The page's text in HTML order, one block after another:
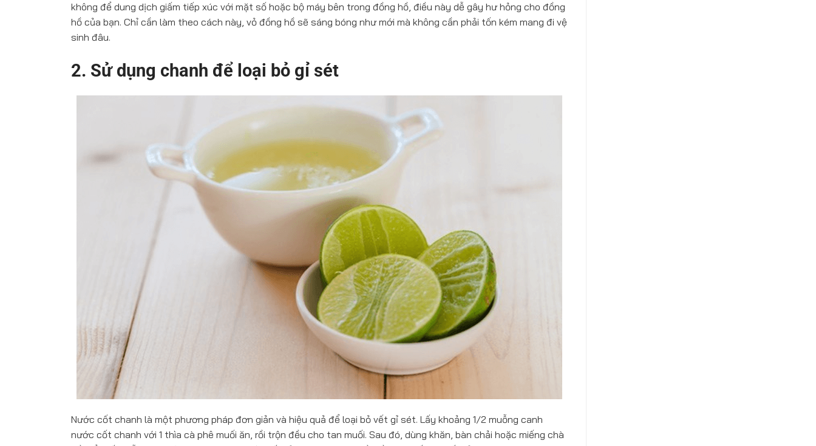
không để dung dịch giấm tiếp xúc với mặt số hoặc bộ máy bên trong đồng hồ, điều này dễ gây hư hỏng cho đồng
hồ của bạn. Chỉ cần làm theo cách này, vỏ đồng hồ sẽ sáng bóng như mới mà không cần phải tốn kém mang đi vệ
sinh đâu.
2. Sử dụng chanh để loại bỏ gỉ sét
Nước cốt chanh là một phương pháp đơn giản và hiệu quả để loại bỏ vết gỉ sét. Lấy khoảng 1/2 muỗng canh
nước cốt chanh với 1 thìa cà phê muối ăn, rồi trộn đều cho tan muối. Sau đó, dùng khăn, bàn chải hoặc miếng chà